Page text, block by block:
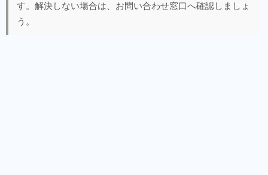
す。解決しない場合は、お問い合わせ窓口へ確認しましょ
う。